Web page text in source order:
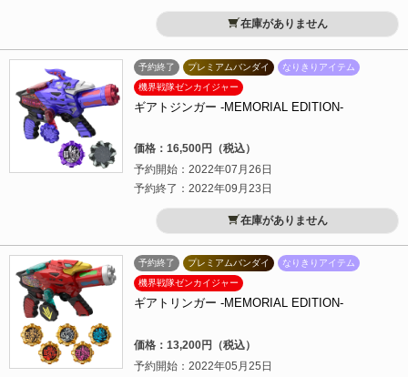
在庫がありません
予約終了 プレミアムバンダイ
なりきりアイテム
機界戦隊ゼンカイジャー
ギアトジンガー -MEMORIAL EDITION-
価格：16,500円（税込）
予約開始：2022年07月26日
予約終了：2022年09月23日
在庫がありません
予約終了 プレミアムバンダイ
なりきりアイテム
機界戦隊ゼンカイジャー
ギアトリンガー -MEMORIAL EDITION-
価格：13,200円（税込）
予約開始：2022年05月25日